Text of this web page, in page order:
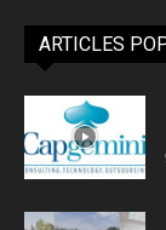
ARTICLES